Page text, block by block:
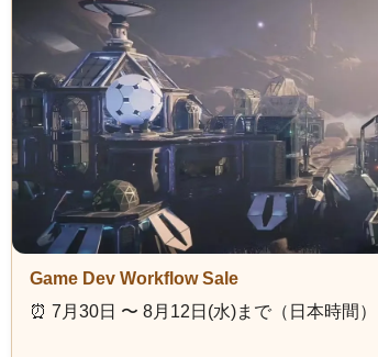
Game Dev Workflow Sale
⏰️ 7月30日 〜 8月12日(水)まで（日本時間）